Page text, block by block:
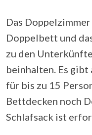
Das
Doppelbett und
zu den
beinhalten. Es gibt
für bis zu 15
Bettdecken noch
Schlafsack ist